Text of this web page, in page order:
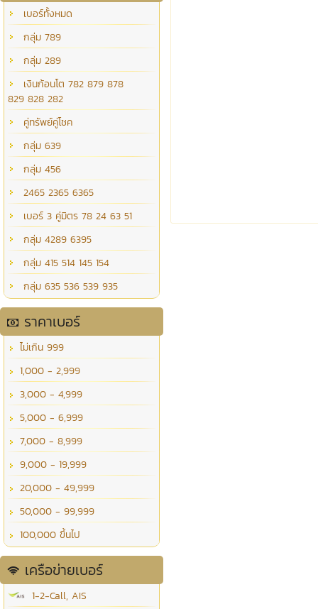
เบอร์ทั้งหมด
กลุ่ม 789
กลุ่ม 289
เงินก้อนโต 782 879 878
829 828 282
คู่ทรัพย์คู่โชค
กลุ่ม 639
กลุ่ม 456
2465 2365 6365
เบอร์ 3 คู่มิตร 78 24 63 51
กลุ่ม 4289 6395
กลุ่ม 415 514 145 154
กลุ่ม 635 536 539 935
ราคาเบอร์
ไม่เกิน 999
1,000 - 2,999
3,000 - 4,999
5,000 - 6,999
7,000 - 8,999
9,000 - 19,999
20,000 - 49,999
50,000 - 99,999
100,000 ขึ้นไป
เครือข่ายเบอร์
1-2-Call, AIS